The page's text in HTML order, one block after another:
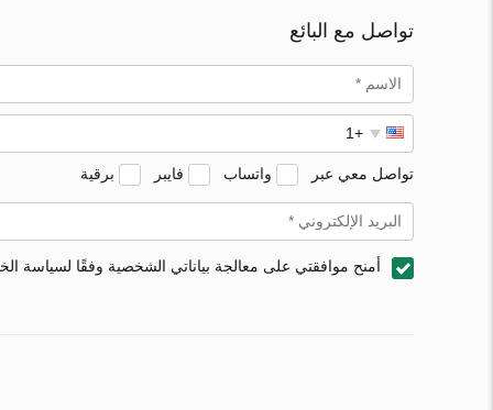
تواصل مع البائع
تواصل معي عبر واتساب فايبر برقية
أمنح موافقتي على معالجة بياناتي الشخصية وفقًا لسياسة